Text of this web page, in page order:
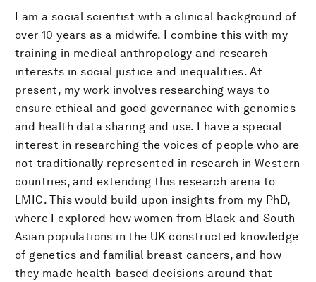
I am a social scientist with a clinical background of
over 10 years as a midwife. I combine this with my
training in medical anthropology and research
interests in social justice and inequalities. At
present, my work involves researching ways to
ensure ethical and good governance with genomics
and health data sharing and use. I have a special
interest in researching the voices of people who are
not traditionally represented in research in Western
countries, and extending this research arena to
LMIC. This would build upon insights from my PhD,
where I explored how women from Black and South
Asian populations in the UK constructed knowledge
of genetics and familial breast cancers, and how
they made health-based decisions around that